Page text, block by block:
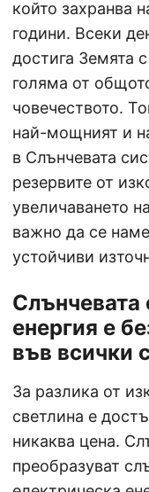
който захранва
години. Всеки
достига Земята
голяма от
човечеството.
най-мощният и
в Слънчевата
резервите от
увеличаването
важно да се
устойчиви
Слънчевата
енергия е
във всички
За разлика от
светлина е
никаква цена.
преобразуват